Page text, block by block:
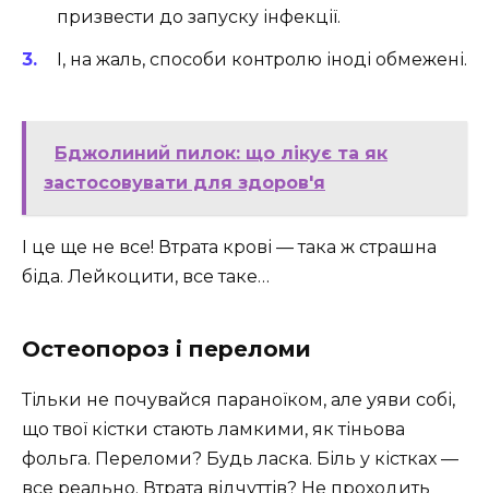
призвести до запуску інфекції.
І, на жаль, способи контролю іноді обмежені.
Бджолиний пилок: що лікує та як
застосовувати для здоров'я
І це ще не все! Втрата крові — така ж страшна
біда. Лейкоцити, все таке…
Остеопороз і переломи
Тільки не почувайся параноїком, але уяви собі,
що твої кістки стають ламкими, як тіньова
фольга. Переломи? Будь ласка. Біль у кістках —
все реально. Втрата відчуттів? Не проходить